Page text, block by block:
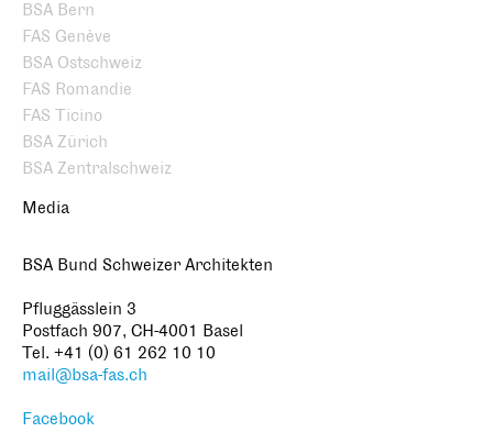
BSA Bern
FAS Genève
BSA Ostschweiz
FAS Romandie
FAS Ticino
BSA Zürich
BSA Zentralschweiz
Media
BSA Bund Schweizer Architekten
Pfluggässlein 3
Postfach 907, CH-4001 Basel
Tel. +41 (0) 61 262 10 10
mail@bsa-fas.ch
Facebook